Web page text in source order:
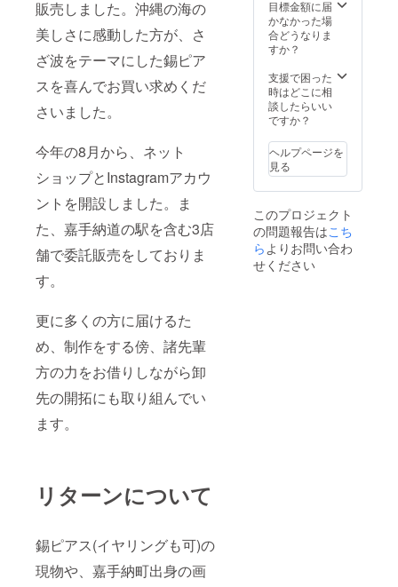
販売しました。沖縄の海の
美しさに感動した方が、さ
ざ波をテーマにした錫ピア
スを喜んでお買い求めくだ
さいました。
今年の8月から、ネット
ショップとInstagramアカウ
ントを開設しました。ま
た、嘉手納道の駅を含む3店
舗で委託販売をしておりま
す。
更に多くの方に届けるた
め、制作をする傍、諸先輩
方の力をお借りしながら卸
先の開拓にも取り組んでい
ます。
リターンについて
錫ピアス(イヤリングも可)の
現物や、嘉手納町出身の画
りま
す。 店
舗やマ
ンの壁
に素敵
な沖縄
の海を
す。 ・
1.8m×9
m が最
す。こ
のサイ
ズ内で
あれば
分割も
目標金額に届
かなかった場
合どうなりま
すか？
支援で困った
時はどこに相
談したらいい
ですか？
ヘルプページを
見る
このプロジェクト
の問題報告はこち
ら よりお問い合わ
せください